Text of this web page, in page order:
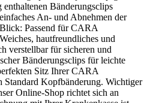
Bänderungsclips
An- und Abnehmen der
Passend für CARA
hautfreundliches und
verstellbar für sicheren und
Bänderungsclips für leichte
Sitz Ihrer CARA
Standard Kopfbänderung. Wichtiger
Online-Shop richtet sich an